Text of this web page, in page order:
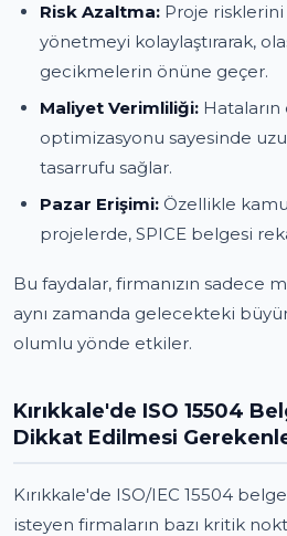
Risk Azaltma: Proje
yönetmeyi kolaylaştırarak,
gecikmelerin önüne geçer.
Maliyet Verimliliği:
optimizasyonu sayesinde
tasarrufu sağlar.
Pazar Erişimi: Özellikle
projelerde, SPICE belgesi
Bu faydalar, firmanızın sadece
aynı zamanda gelecekteki
olumlu yönde etkiler.
Kırıkkale'de ISO 15504
Dikkat Edilmesi
Kırıkkale'de ISO/IEC 15504
isteyen firmaların bazı kritik